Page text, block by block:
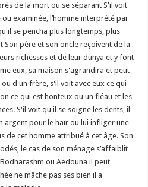
de la mort ou se séparant S'il voit
examinée, l’homme interprété par
se pencha plus longtemps, plus
Son père et son oncle reçoivent de la
richesses et de leur dunya et y font
eux, sa maison s'agrandira et peut-
d'un frère, s'il voit avec eux ce qui
ce qui est honteux ou un fléau et les
S'il voit qu'il se soigne les dents, il
argent pour le haïr ou lui infliger une
de cet homme attribué à cet âge. Son
le cas de son ménage s’affaiblit
ou Aedouna il peut
ne mâche pas ses bien il a